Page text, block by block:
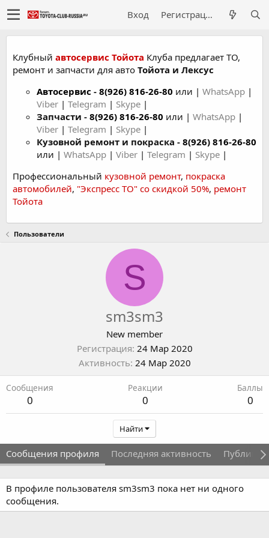
Вход Регистрация
Клубный автосервис Тойота Клуба предлагает ТО,
ремонт и запчасти для авто Тойота и Лексус
Автосервис - 8(926) 816-26-80 или | WhatsApp |
Viber | Telegram | Skype |
Запчасти - 8(926) 816-26-80 или | WhatsApp |
Viber | Telegram | Skype |
Кузовной ремонт и покраска - 8(926) 816-26-80
или | WhatsApp | Viber | Telegram | Skype |
Профессиональный кузовной ремонт, покраска
автомобилей, "Экспресс ТО" со скидкой 50%, ремонт
Тойота
Пользователи
S
sm3sm3
New member
Регистрация 24 Мар 2020
Активность 24 Мар 2020
Сообщения
0
Реакции
0
Баллы
0
Найти
Сообщения профиля Последняя активность
В профиле пользователя sm3sm3 пока нет ни одного
сообщения.